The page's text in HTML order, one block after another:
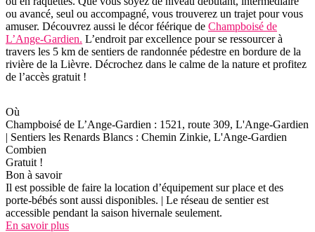
ou avancé, seul ou accompagné, vous trouverez un trajet pour vous
amuser. Découvrez aussi le décor féérique de Champboisé de
L’Ange-Gardien. L’endroit par excellence pour se ressourcer à
travers les 5 km de sentiers de randonnée pédestre en bordure de la
rivière de la Lièvre. Décrochez dans le calme de la nature et profitez
de l’accès gratuit !
Où
Champboisé de L’Ange-Gardien : 1521, route 309, L'Ange-Gardien
| Sentiers les Renards Blancs : Chemin Zinkie, L'Ange-Gardien
Combien
Gratuit !
Bon à savoir
Il est possible de faire la location d’équipement sur place et des
porte-bébés sont aussi disponibles. | Le réseau de sentier est
accessible pendant la saison hivernale seulement.
En savoir plus